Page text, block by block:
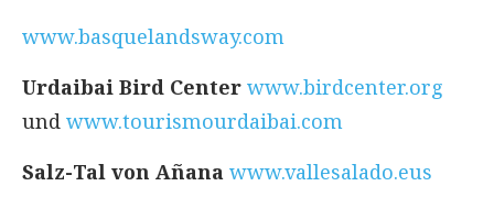
www.basquelandsway.com
Urdaibai Bird Center www.birdcenter.org
und www.tourismourdaibai.com
Salz-Tal von Añana www.vallesalado.eus